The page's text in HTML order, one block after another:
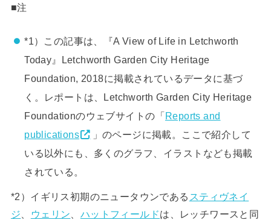
■注
*1）この記事は、『A View of Life in Letchworth
Today』Letchworth Garden City Heritage
Foundation, 2018に掲載されているデータに基づ
く。レポートは、Letchworth Garden City Heritage
Foundationのウェブサイトの「Reports and
publications
」のページに掲載。ここで紹介して
いる以外にも、多くのグラフ、イラストなども掲載
されている。
*2）イギリス初期のニュータウンである スティヴネイ
ジ
ウェリン ハットフィールドは、レッチワースと同